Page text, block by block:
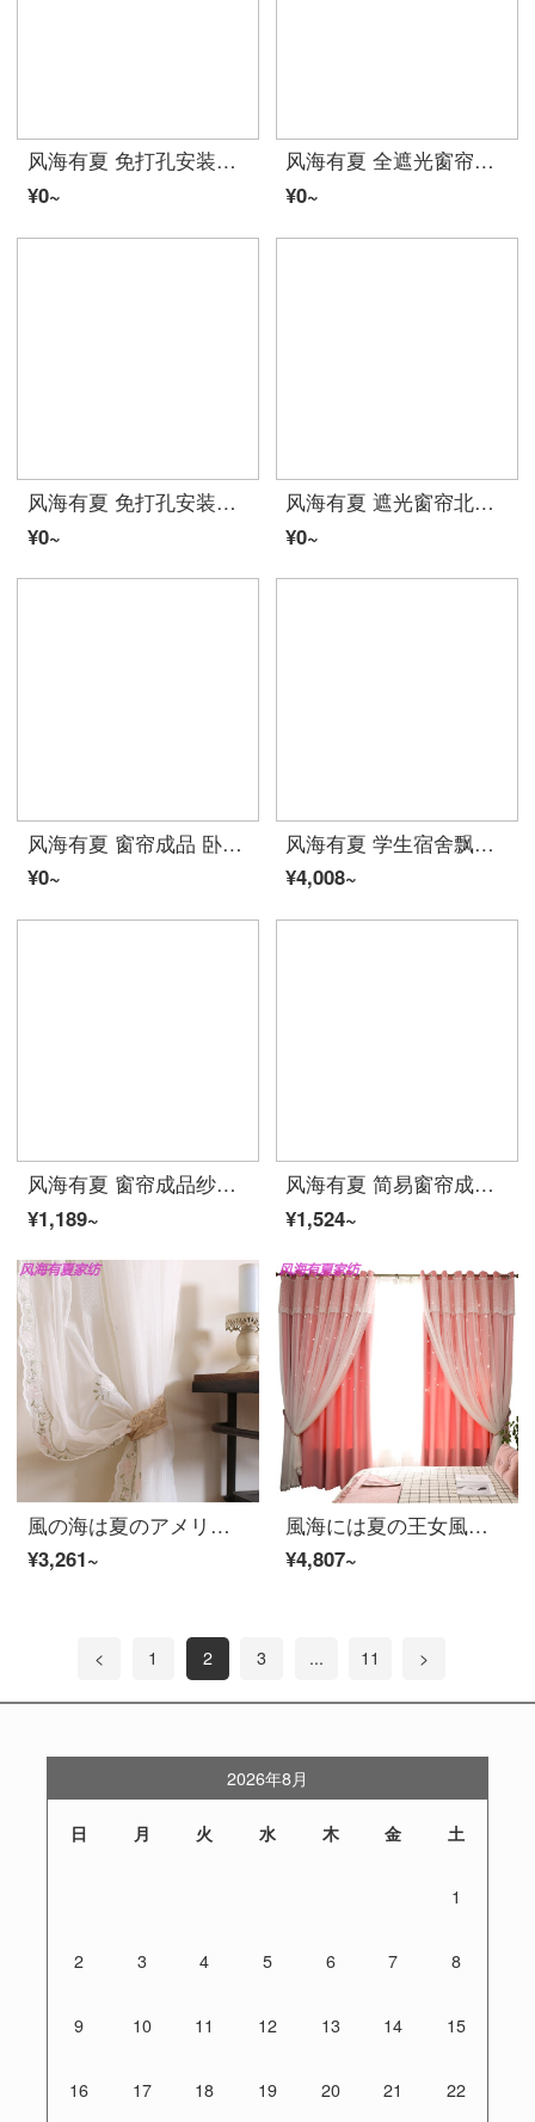
风海有夏 免打孔安装简易超长伸缩杆窗帘遮光成品卧室出租屋宿舍简约小窗户夏 长款-地中海-打孔 宽1米*高2.7米-1片-单开-适宽:0.55米-
¥0~
风海有夏 全遮光窗帘卧室物理强遮光加厚隔音挂钩打孔式遮阳避光窗帘布定做夏 宝蓝压花 宽3.6高2.7米（高度可改）
¥0~
风海有夏 免打孔安装窗帘出租屋卧室宿舍小窗帘成品简约现代遮光窗帘定制夏 月光花影米黄单片 遮光率50% 定制(穿杆或者魔术贴式，不退不换 ）改价
¥0~
风海有夏 遮光窗帘北欧简约卧室客厅成品挂钩高档大气现代纯色轻奢棉麻亚麻夏 浅灰色 宽4.0米*2.7米打孔款一片【免费改短】
¥0~
风海有夏 窗帘成品 卧室书房小窗户布艺遮光小窗帘免打孔出租屋宿舍 可定制夏 欧尚丽人-蓝款 约宽200高115cm112-195窗用杆
¥0~
风海有夏 学生宿舍飘窗窗帘免打孔安装伸缩杆阳台遮阳布简易卧室套装全遮光夏 灰色 杆360-410+帘400宽*250高（双开款）
¥4,008~
风海有夏 窗帘成品纱帘加厚棉麻窗纱简约现代客厅卧室阳台落地遮光飘窗窗帘夏 咖啡色 宽2.7*高2.2【打孔一片】
¥1,189~
风海有夏 简易窗帘成品遮光窗帘免打孔出租屋宿舍小短窗帘卧室简约现代杆夏 几何空间-茶款（单片价） 约宽220高200cm112-195窗户宽内用杆
¥1,524~
風の海は夏のアメリカンカントリーの英風の田園のバラのレースのカーテンの窓の紗のカーテンの背景の紗のショーウインドーの紗のカーテンの仕切りのカーテンがあります。夏の平舗の幅は260センチメートルです。
¥3,261~
風海には夏の王女風があり、寝室の遮光布ピンクのカーテンがあります。子供部屋の女の子網の赤い震え音がします。二階の少女の心の紗のカーテンレースの首の透かしたピンク（フック）の幅は4.5×高さ2.7枚です。
¥4,807~
< 1 2 3 ... 11 >
2026年8月
日 月 火 水 木 金 土
1
2 3 4 5 6 7 8
9 10 11 12 13 14 15
16 17 18 19 20 21 22